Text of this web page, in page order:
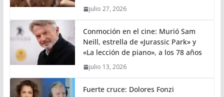
julio 27, 2026
Conmoción en el cine: Murió Sam
Neill, estrella de «Jurassic Park» y
«La lección de piano», a los 78 años
julio 13, 2026
Fuerte cruce: Dolores Fonzi